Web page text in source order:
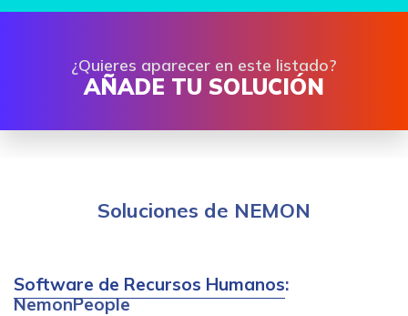
¿Quieres aparecer en este listado?
AÑADE TU SOLUCIÓN
Soluciones de NEMON
Software de Recursos Humanos:
NemonPeople